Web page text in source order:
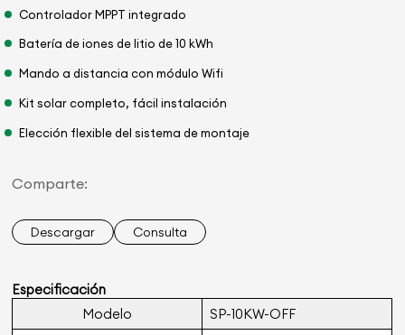
Controlador MPPT integrado
Batería de iones de litio de 10 kWh
Mando a distancia con módulo Wifi
Kit solar completo, fácil instalación
Elección flexible del sistema de montaje
Comparte:
Descargar Consulta
Especificación
Modelo
SP-10KW-OFF